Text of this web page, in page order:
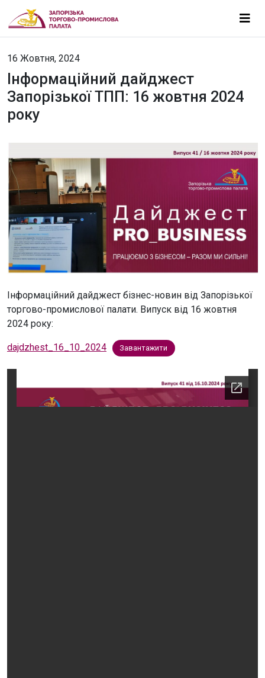
16 Жовтня, 2024
Інформаційний дайджест
Запорізької ТПП: 16 жовтня 2024
року
Інформаційний дайджест бізнес-новин від Запорізької
торгово-промислової палати. Випуск від 16 жовтня
2024 року:
dajdzhest_16_10_2024 Завантажити